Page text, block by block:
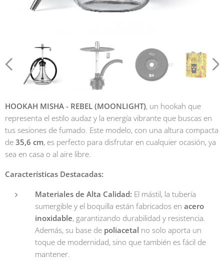
HOOKAH MISHA - REBEL (MOONLIGHT), un hookah que
representa el estilo audaz y la energía vibrante que buscas en
tus sesiones de fumado. Este modelo, con una altura compacta
de 35,6 cm, es perfecto para disfrutar en cualquier ocasión, ya
sea en casa o al aire libre.
Características Destacadas:
Materiales de Alta Calidad: El mástil, la tubería
sumergible y el boquilla están fabricados en acero
inoxidable, garantizando durabilidad y resistencia.
Además, su base de poliacetal no solo aporta un
toque de modernidad, sino que también es fácil de
mantener.